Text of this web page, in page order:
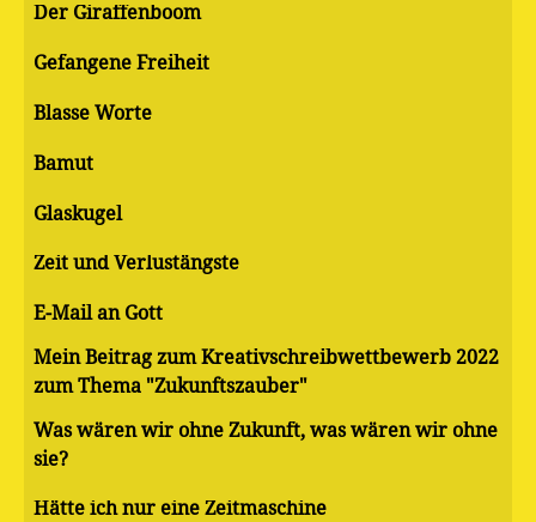
Der Giraffenboom
Gefangene Freiheit
Blasse Worte
Bamut
Glaskugel
Zeit und Verlustängste
E-Mail an Gott
Mein Beitrag zum Kreativschreibwettbewerb 2022
zum Thema "Zukunftszauber"
Was wären wir ohne Zukunft, was wären wir ohne
sie?
Hätte ich nur eine Zeitmaschine